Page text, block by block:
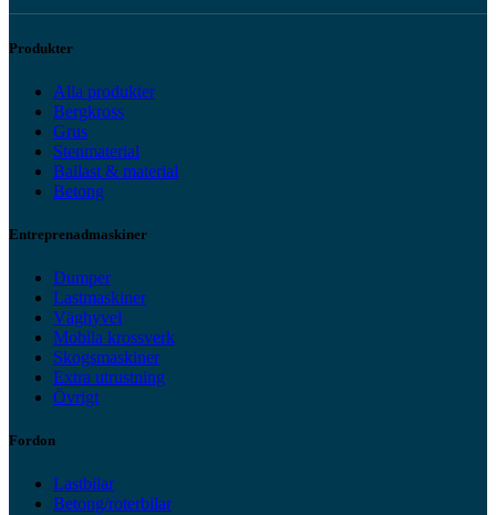
Produkter
Alla produkter
Bergkross
Grus
Stenmaterial
Ballast & material
Betong
Entreprenadmaskiner
Dumper
Lastmaskiner
Väghyvel
Mobila krossverk
Skogsmaskiner
Extra utrustning
Övrigt
Fordon
Lastbilar
Betong/roterbilar